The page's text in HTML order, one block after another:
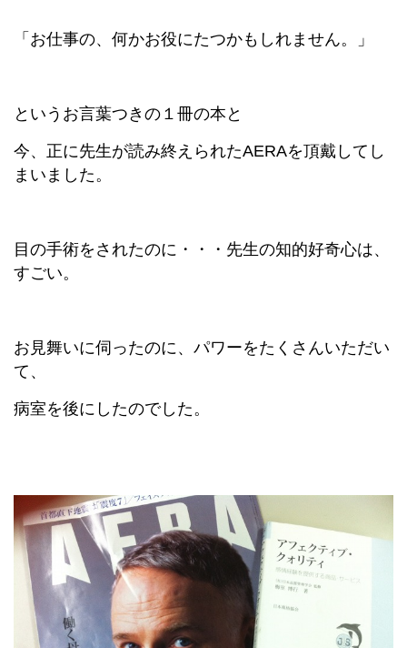
「お仕事の、何かお役にたつかもしれません。」
というお言葉つきの１冊の本と
今、正に先生が読み終えられたAERAを頂戴してし
まいました。
目の手術をされたのに・・・先生の知的好奇心は、
すごい。
お見舞いに伺ったのに、パワーをたくさんいただい
て、
病室を後にしたのでした。